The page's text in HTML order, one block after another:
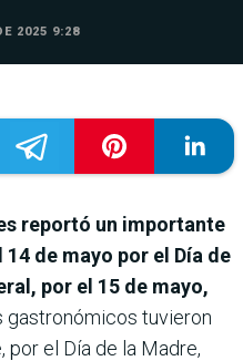
2025 9:28
reportó un importante
de mayo por el Día de
por el 15 de mayo,
gastronómicos tuvieron
el Día de la Madre,